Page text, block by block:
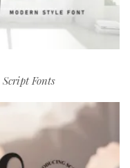
Script Fonts